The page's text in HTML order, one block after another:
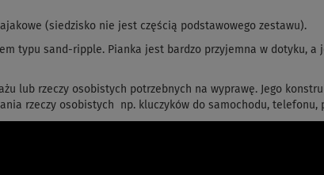
(siedzisko nie jest częścią podstawowego zestawu).
typu sand-ripple. Pianka jest bardzo przyjemna w dotyku, a
lub rzeczy osobistych potrzebnych na wyprawę. Jego
rzeczy osobistych np. kluczyków do samochodu, telefonu,